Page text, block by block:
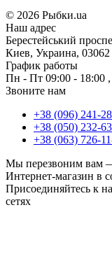
© 2026 Рыбки.ua
Наш адрес
Берестейський
Киев, Украина, 03062
График работы
Пн - Пт 09:00 - 18:00 ,
Звоните нам
+38 (096) 241-
+38 (050) 232-
+38 (063) 726-
Мы перезвоним вам
Интернет-магазин в
Присоединяйтесь к
сетях